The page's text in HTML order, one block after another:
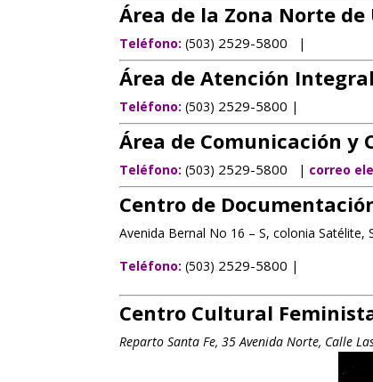
Área de la Zona Norte
Teléfono: (503) 2529-5800 |
Área de Atención
Teléfono: (503) 2529-5800 |
Área de Comunicación y
Teléfono: (503) 2529-5800 | correo
Centro de
Avenida Bernal No 16 – S, colonia Satélite,
Teléfono: (503) 2529-5800 |
Centro Cultural
Reparto Santa Fe, 35 Avenida Norte, Calle